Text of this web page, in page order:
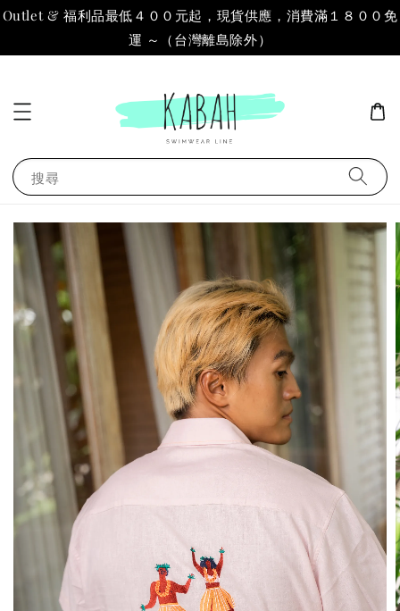
Outlet & 福利品最低４００元起，現貨供應，消費滿１８００免
運 ～（台灣離島除外）
搜尋